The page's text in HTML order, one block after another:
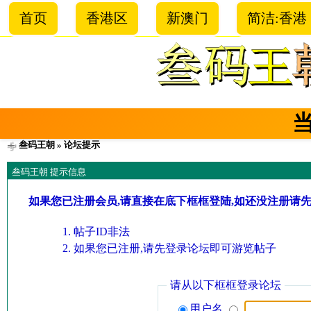
首页 香港区 新澳门 简洁:香港
叁码王朝 » 论坛提示
叁码王朝 提示信息
如果您已注册会员,请直接在底下框框登陆,如还没注册请
帖子ID非法
如果您已注册,请先登录论坛即可游览帖子
请从以下框框登录论坛
用户名